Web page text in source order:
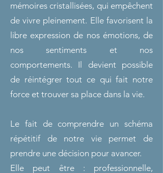
mémoires cristallisées, qui empêchent
de vivre pleinement. Elle favorisent la
libre expression de nos émotions, de
nos sentiments et nos
comportements. Il devient possible
de réintégrer tout ce qui fait notre
force et trouver sa place dans la vie.
Le fait
de comprendre un schéma
répétitif de notre vie permet de
prendre une décision pour avancer.
Elle peut être : professionnelle,